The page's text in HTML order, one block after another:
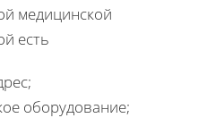
медицинской
есть
оборудование;